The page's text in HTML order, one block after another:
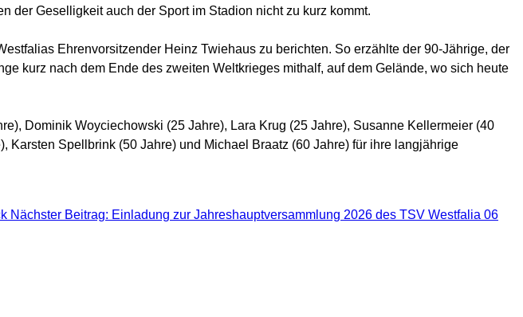
der Geselligkeit auch der Sport im Stadion nicht zu kurz kommt.
Ehrenvorsitzender Heinz Twiehaus zu berichten. So erzählte der 90-Jährige, der
kurz nach dem Ende des zweiten Weltkrieges mithalf, auf dem Gelände, wo sich heute
Dominik Woyciechowski (25 Jahre), Lara Krug (25 Jahre), Susanne Kellermeier (40
Karsten Spellbrink (50 Jahre) und Michael Braatz (60 Jahre) für ihre langjährige
Nächster Beitrag: Einladung zur Jahreshauptversammlung 2026 des TSV Westfalia 06